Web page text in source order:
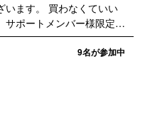
います。 買わなくていい
サポートメンバー様限定で
います。 スキンケア選び
の化粧品って実際どうな
記載下さい。
9名が参加中